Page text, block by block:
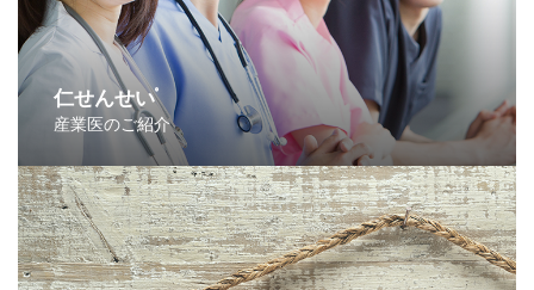
仁せんせい®
産業医のご紹介